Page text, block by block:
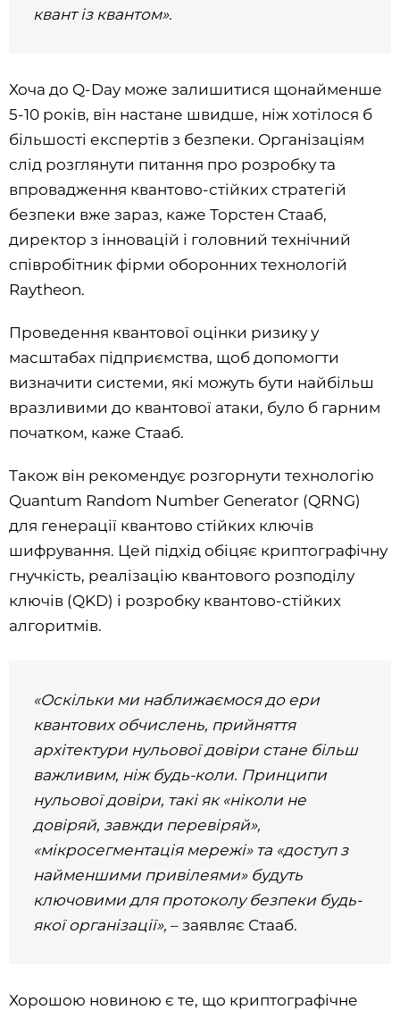
квант із квантом».
Хоча до Q-Day може залишитися щонайменше
5-10 років, він настане швидше, ніж хотілося б
більшості експертів з безпеки. Організаціям
слід розглянути питання про розробку та
впровадження квантово-стійких стратегій
безпеки вже зараз, каже Торстен Стааб,
директор з інновацій і головний технічний
співробітник фірми оборонних технологій
Raytheon.
Проведення квантової оцінки ризику у
масштабах підприємства, щоб допомогти
визначити системи, які можуть бути найбільш
вразливими до квантової атаки, було б гарним
початком, каже Стааб.
Також він рекомендує розгорнути технологію
Quantum Random Number Generator (QRNG)
для генерації квантово стійких ключів
шифрування. Цей підхід обіцяє криптографічну
гнучкість, реалізацію квантового розподілу
ключів (QKD) і розробку квантово-стійких
алгоритмів.
«Оскільки ми наближаємося до ери
квантових обчислень, прийняття
архітектури нульової довіри стане більш
важливим, ніж будь-коли. Принципи
нульової довіри, такі як «ніколи не
довіряй, завжди перевіряй»,
«мікросегментація мережі» та «доступ з
найменшими привілеями» будуть
ключовими для протоколу безпеки будь-
якої організації», – заявляє Стааб.
Хорошою новиною є те, що криптографічне